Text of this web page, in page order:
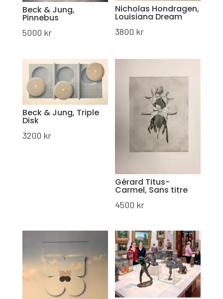
Beck & Jung,
Pinnebus
5000 kr
Nicholas Hondragen,
Louisiana Dream
3800 kr
Beck & Jung, Triple
Disk
3200 kr
Gérard Titus-
Carmel, Sans titre
4500 kr